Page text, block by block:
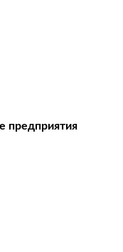
предприятия